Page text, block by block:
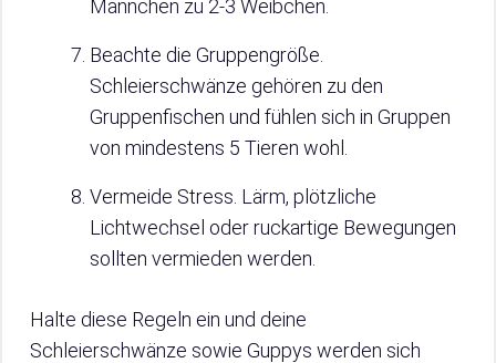
Männchen zu 2-3 Weibchen.
Beachte die Gruppengröße.
Schleierschwänze gehören zu den
Gruppenfischen und fühlen sich in Gruppen
von mindestens 5 Tieren wohl.
Vermeide Stress. Lärm, plötzliche
Lichtwechsel oder ruckartige Bewegungen
sollten vermieden werden.
Halte diese Regeln ein und deine
Schleierschwänze sowie Guppys werden sich